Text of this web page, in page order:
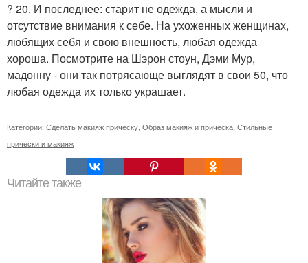
? 20. И последнее: старит не одежда, а мысли и
отсутствие внимания к себе. На ухоженных женщинах,
любящих себя и свою внешность, любая одежда
хороша. Посмотрите на Шэрон стоун, Дэми Мур,
мадонну - они так потрясающе выглядят в свои 50, что
любая одежда их только украшает.
Категории: Сделать макияж прическу Образ макияж и прическа Стильные
прически и макияж
Читайте также